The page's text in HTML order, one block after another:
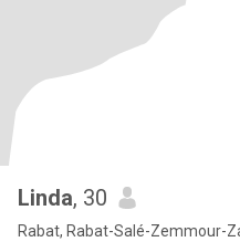
Linda, 30
Rabat, Rabat-Salé-Zemmour-